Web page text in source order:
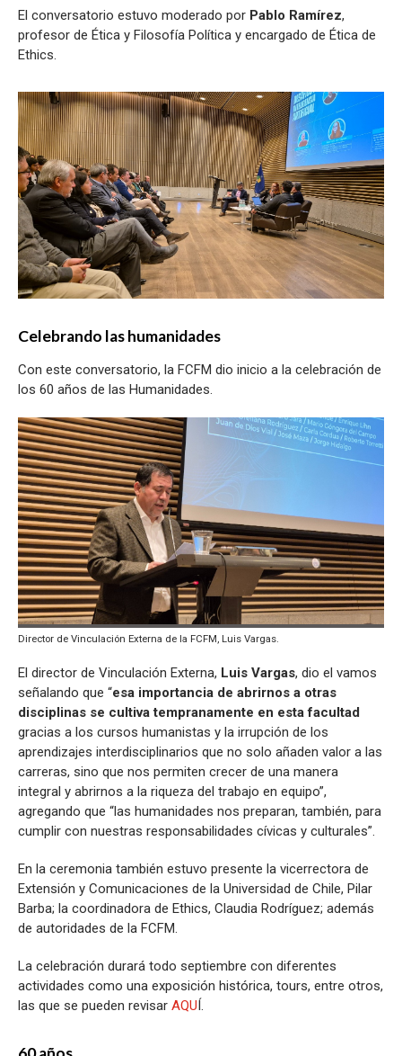
El conversatorio estuvo moderado por Pablo Ramírez,
profesor de Ética y Filosofía Política y encargado de Ética de
Ethics.
Celebrando las humanidades
Con este conversatorio, la FCFM dio inicio a la celebración de
los 60 años de las Humanidades.
Director de Vinculación Externa de la FCFM, Luis Vargas.
El director de Vinculación Externa, Luis Vargas, dio el vamos
señalando que “esa importancia de abrirnos a otras
disciplinas se cultiva tempranamente en esta facultad
gracias a los cursos humanistas y la irrupción de los
aprendizajes interdisciplinarios que no solo añaden valor a las
carreras, sino que nos permiten crecer de una manera
integral y abrirnos a la riqueza del trabajo en equipo”,
agregando que “las humanidades nos preparan, también, para
cumplir con nuestras responsabilidades cívicas y culturales”.
En la ceremonia también estuvo presente la vicerrectora de
Extensión y Comunicaciones de la Universidad de Chile, Pilar
Barba; la coordinadora de Ethics, Claudia Rodríguez; además
de autoridades de la FCFM.
La celebración durará todo septiembre con diferentes
actividades como una exposición histórica, tours, entre otros,
las que se pueden revisar AQUÍ.